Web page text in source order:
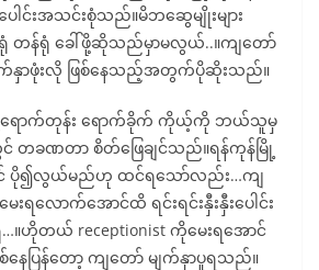
င်းအသင်းစုံသည်။မိဘဆွေမျိုးများ
တန်ရုံ ခေါ်ဖို့ဆိုသည်မှာမလွယ်..။ကျတော်
က်နှာဖုံးလို ဖြစ်နေသည့်အတွက်ပိုဆိုးသည်။
ရောက်တုန်း ရောက်ခိုက် ကိုယ့်ကို ဘယ်သူမှ
တခဏတာ စိတ်ဖြေချင်သည်။ရန်ကုန်မြို့
ျှင် ပို၍လွယ်မည်ဟု ထင်ရသော်လည်း…ကျ
းရလောက်အောင်ထိ ရင်းရင်းနှီးနှီးပေါင်း
။ဟိုတယ် receptionist ကိုမေးရအောင်
ေပြန်တော့ ကျတော် မျက်နှာပူရသည်။